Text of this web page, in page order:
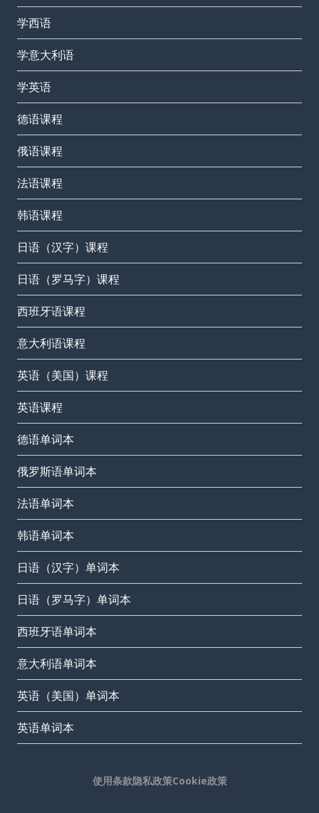
学西语
学意大利语
学英语
德语课程
俄语课程
法语课程
韩语课程
日语（汉字）课程
日语（罗马字）课程
西班牙语课程
意大利语课程
英语（美国）课程
英语课程
德语单词本
俄罗斯语单词本
法语单词本
韩语单词本
日语（汉字）单词本
日语（罗马字）单词本
西班牙语单词本
意大利语单词本
英语（美国）单词本
英语单词本
使用条款隐私政策Cookie政策